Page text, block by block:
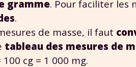
gramme. Pour faciliter les
.
de masse, il faut
tableau des mesures de
cg = 1 000 mg.
personnelles et pour exercer vos
.